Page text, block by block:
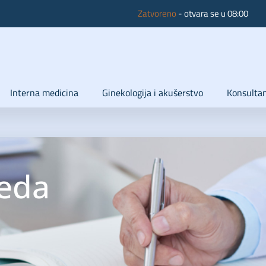
Zatvoreno- otvara se u 08:00
Interna medicina Ginekologija i akušerstvo